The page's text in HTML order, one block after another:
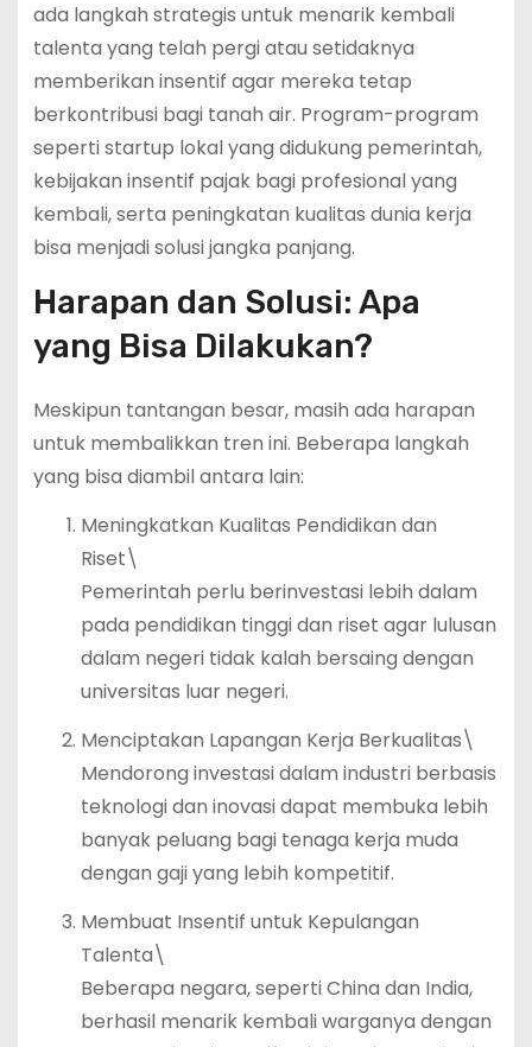
ada langkah strategis untuk menarik kembali
talenta yang telah pergi atau setidaknya
memberikan insentif agar mereka tetap
berkontribusi bagi tanah air. Program-program
seperti startup lokal yang didukung pemerintah,
kebijakan insentif pajak bagi profesional yang
kembali, serta peningkatan kualitas dunia kerja
bisa menjadi solusi jangka panjang.
Harapan dan Solusi: Apa
yang Bisa Dilakukan?
Meskipun tantangan besar, masih ada harapan
untuk membalikkan tren ini. Beberapa langkah
yang bisa diambil antara lain:
Meningkatkan Kualitas Pendidikan dan
Riset\
Pemerintah perlu berinvestasi lebih dalam
pada pendidikan tinggi dan riset agar lulusan
dalam negeri tidak kalah bersaing dengan
universitas luar negeri.
Menciptakan Lapangan Kerja Berkualitas\
Mendorong investasi dalam industri berbasis
teknologi dan inovasi dapat membuka lebih
banyak peluang bagi tenaga kerja muda
dengan gaji yang lebih kompetitif.
Membuat Insentif untuk Kepulangan
Talenta\
Beberapa negara, seperti China dan India,
berhasil menarik kembali warganya dengan